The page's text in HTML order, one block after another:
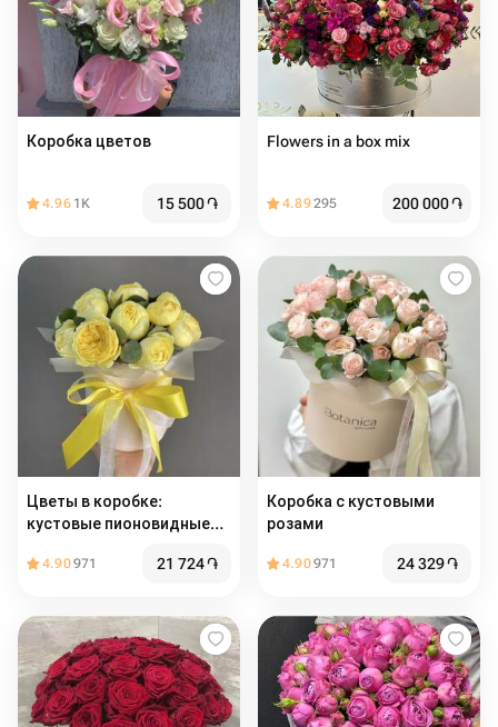
Коробка цветов
4.96 1K 15 500֏
Flowers in a box mix
4.89295 200 000֏
Цветы в коробке:
кустовые пионовидные
эвкалиптом
4.90971 21 724֏
Коробка с кустовыми
розами
4.90971 24 329֏